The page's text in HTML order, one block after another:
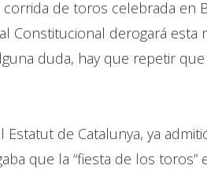
de toros celebrada en
Constitucional derogará esta
duda, hay que repetir
de Catalunya, ya
que la “fiesta de los toros”